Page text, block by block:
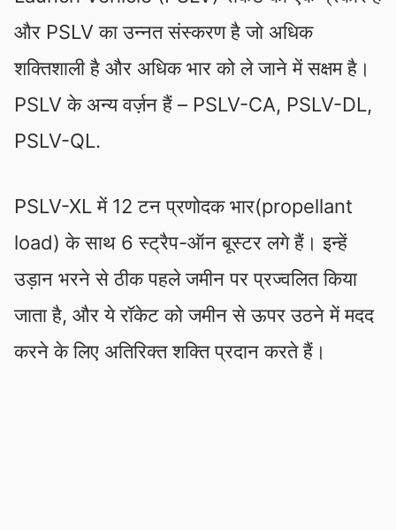
और PSLV का उन्नत संस्करण है जो अधिक
शक्तिशाली है और अधिक भार को ले जाने में सक्षम है।
PSLV के अन्य वर्ज़न हैं – PSLV-CA, PSLV-DL,
PSLV-QL.
PSLV-XL में 12 टन प्रणोदक भार(propellant
load) के साथ 6 स्ट्रैप-ऑन बूस्टर लगे हैं। इन्हें
उड़ान भरने से ठीक पहले जमीन पर प्रज्वलित किया
जाता है, और ये रॉकेट को जमीन से ऊपर उठने में मदद
करने के लिए अतिरिक्त शक्ति प्रदान करते हैं।